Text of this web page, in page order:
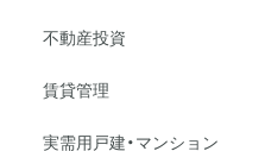
不動産投資
賃貸管理
実需用戸建・マンション